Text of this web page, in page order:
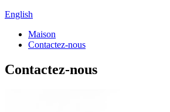
English
Maison
Contactez-nous
Contactez-nous